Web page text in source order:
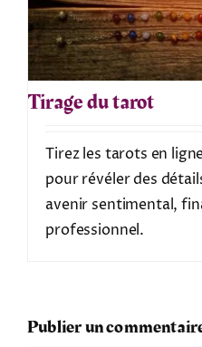
Tirage du tarot
Tirez les tarots en
pour révéler des
avenir sentimental,
professionnel.
Publier un